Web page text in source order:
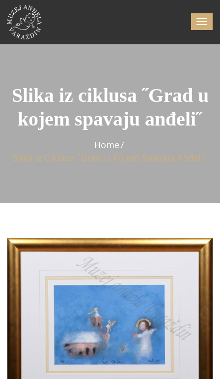
Slika iz ciklusa ˝Grad u
kojem spavaju anđeli˝
Home
Slika Iz Ciklusa ˝Grad U Kojem Spavaju Anđeli˝